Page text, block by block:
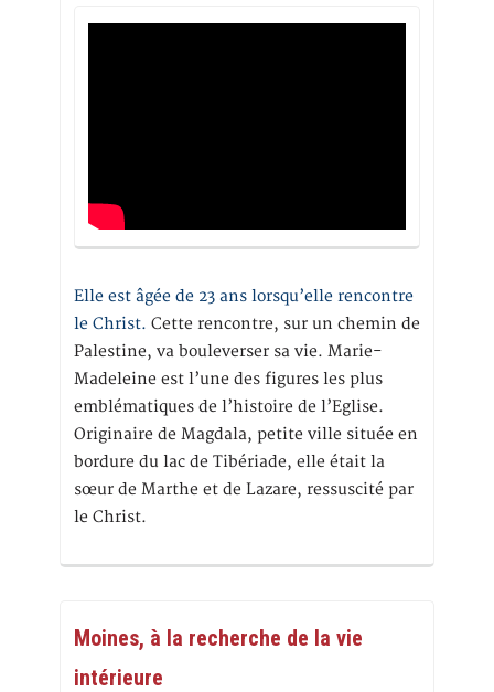
Elle est âgée de 23 ans lorsqu’elle rencontre
le Christ. Cette rencontre, sur un chemin de
Palestine, va bouleverser sa vie. Marie-
Madeleine est l’une des figures les plus
emblématiques de l’histoire de l’Eglise.
Originaire de Magdala, petite ville située en
bordure du lac de Tibériade, elle était la
sœur de Marthe et de Lazare, ressuscité par
le Christ.
Moines, à la recherche de la vie
intérieure